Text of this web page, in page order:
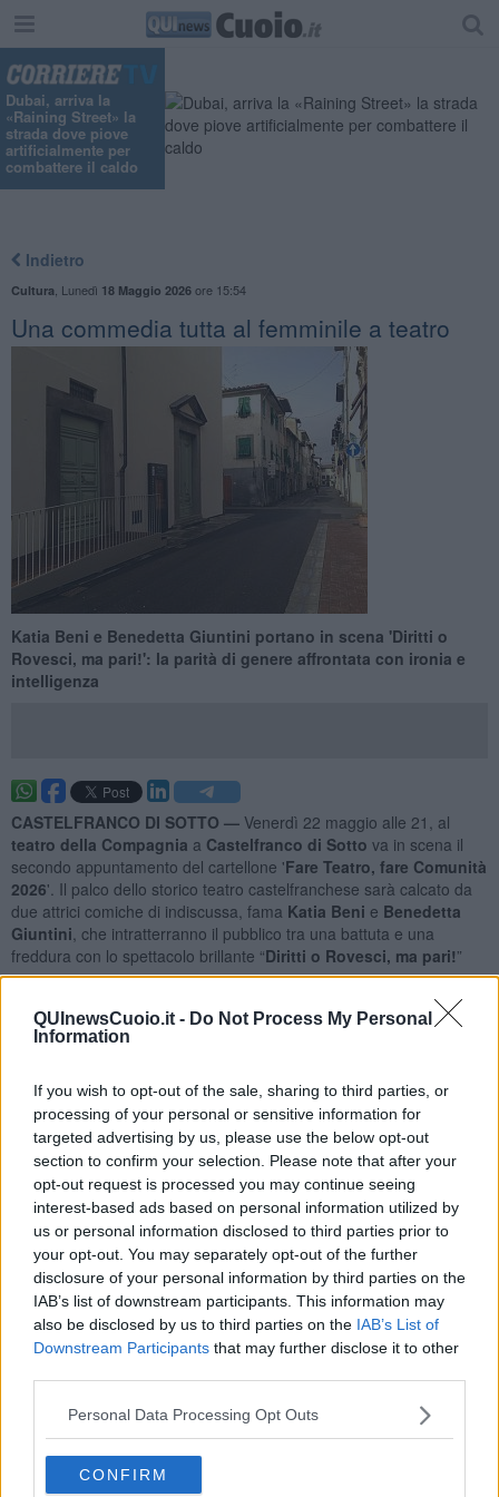
QUInewsCuoio.it - Do Not Process My Personal
Information
If you wish to opt-out of the sale, sharing to third parties, or
processing of your personal or sensitive information for
targeted advertising by us, please use the below opt-out
section to confirm your selection. Please note that after your
opt-out request is processed you may continue seeing
interest-based ads based on personal information utilized by
us or personal information disclosed to third parties prior to
your opt-out. You may separately opt-out of the further
disclosure of your personal information by third parties on the
IAB’s list of downstream participants. This information may
also be disclosed by us to third parties on the IAB’s List of
Downstream Participants that may further disclose it to other
Personal Data Processing Opt Outs
CONFIRM
Dubai, arriva la
«Raining Street» la
strada dove piove
artificialmente per
combattere il caldo
Indietro
Cultura Lunedì 18 Maggio 2026ore 15:54
Una commedia tutta al femminile a teatro
​Katia Beni e Benedetta Giuntini portano in scena 'Diritti o
Rovesci, ma pari!': la parità di genere affrontata con ironia e
intelligenza
CASTELFRANCO DI SOTTO — Venerdì 22 maggio alle 21, al
teatro della Compagnia a Castelfranco di Sotto va in scena il
secondo appuntamento del cartellone 'Fare Teatro, fare Comunità
2026'. Il palco dello storico teatro castelfranchese sarà calcato da
due attrici comiche di indiscussa, fama Katia Beni e Benedetta
Giuntini , che intratterranno il pubblico tra una battuta e una
freddura con lo spettacolo brillante “Diritti o Rovesci, ma pari!”
leggerezza di uno spettacolo comico, dove la Beni nei panni di
un'attrice comica 'a volte intelligente', viene intervistata dalla
mondo dello spettacolo, della comunicazione e della società, con
una serie di gag, monologhi e situazioni esilaranti che si intrecciano
con riflessioni semiserie su stereotipi di genere e diritti negati. Tra i
temi affrontati, spiccano il confronto tra il body shaming e il
body positive, l'ironica disamina delle pratiche di bellezza
come cerette e tinture per la ricrescita, fino ad arrivare a
questioni più profonde come l'infibulazione, l'autoerotismo e
il rapporto tra donne e scienza.
“Con Diritti o Rovesci, ma pari! si continua ad affrontare temi
importanti ma in modo leggero - spiega Il sindacoFabio Mini-,
toccando la questione della parità di genere con l'obiettivo di
avviare una sensibilizzazione sul tema delle pari opportunità.
Attraverso il registro comico, lo spettacolo promuove l'abbattimento
degli stereotipi di genere, assolvendo alla funzione pedagogica del
teatro come scuola”.